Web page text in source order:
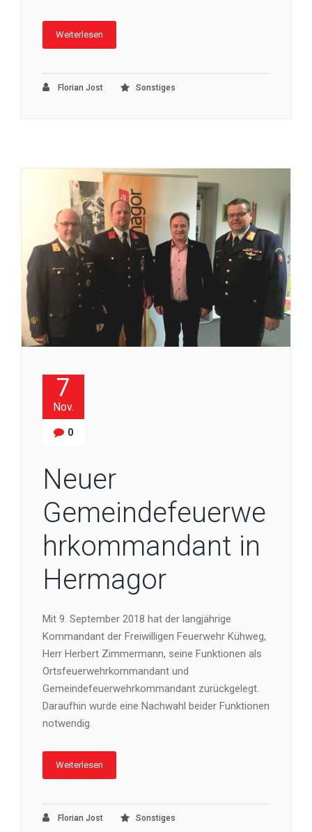
Weiterlesen
Florian Jost Sonstiges
7
Nov.
0
Neuer
Gemeindefeuerwe
hrkommandant in
Hermagor
Mit 9. September 2018 hat der langjährige
Kommandant der Freiwilligen Feuerwehr Kühweg,
Herr Herbert Zimmermann, seine Funktionen als
Ortsfeuerwehrkommandant und
Gemeindefeuerwehrkommandant zurückgelegt.
Daraufhin wurde eine Nachwahl beider Funktionen
notwendig.
Weiterlesen
Florian Jost Sonstiges